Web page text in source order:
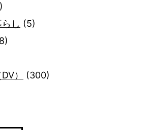
し (5)
）
(300)